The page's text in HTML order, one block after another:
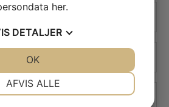
her.
DETALJER
AFVIS ALLE
OK